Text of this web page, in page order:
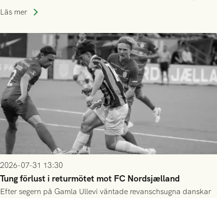
speltid i Hestrafors genom föreningssamarbete.
Läs mer
2026-07-31 13:30
Tung förlust i returmötet mot FC Nordsjælland
Efter segern på Gamla Ullevi väntade revanschsugna danskar